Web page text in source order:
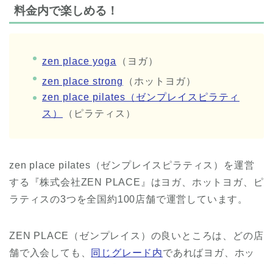
料金内で楽しめる！
zen place yoga
（ヨガ）
zen place strong
（ホットヨガ）
zen place pilates（ゼンプレイスピラティ
ス）
（ピラティス）
zen place pilates（ゼンプレイスピラティス）を運営
する『株式会社ZEN PLACE』はヨガ、ホットヨガ、ピ
ラティスの3つを全国約100店舗で運営しています。
ZEN PLACE（ゼンプレイス）の良いところは、どの店
舗で入会しても、
同じグレード内であればヨガ、ホッ